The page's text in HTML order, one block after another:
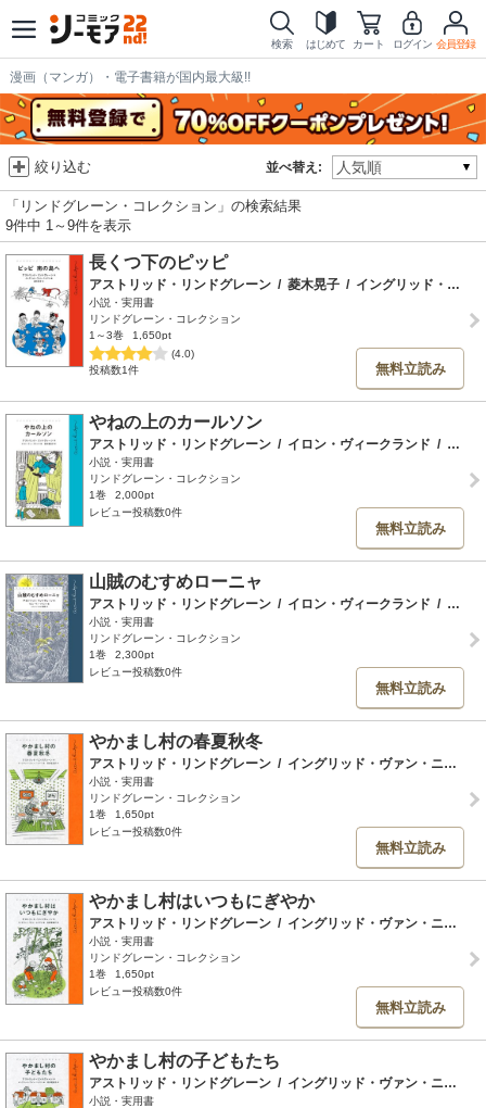
検索 はじめて カート ログイン 会員登録
漫画（マンガ）・電子書籍が国内最大級!!
並べ替え:
絞り込む
「リンドグレーン・コレクション」の検索結果
9件中 1～9件を表示
長くつ下のピッピ
アストリッド・リンドグレーン / 菱木晃子 / イングリッド・ヴァン・ニイマン
小説・実用書
リンドグレーン・コレクション
1～3巻
1,650pt
(4.0)
投稿数1件
無料立読み
やねの上のカールソン
アストリッド・リンドグレーン / イロン・ヴィークランド /
小説・実用書
リンドグレーン・コレクション
1巻
2,000pt
レビュー投稿数0件
無料立読み
山賊のむすめローニャ
アストリッド・リンドグレーン / イロン・ヴィークランド /
小説・実用書
リンドグレーン・コレクション
1巻
2,300pt
レビュー投稿数0件
無料立読み
やかまし村の春夏秋冬
アストリッド・リンドグレーン / イングリッド・ヴァン・ニイマン
小説・実用書
リンドグレーン・コレクション
1巻
1,650pt
レビュー投稿数0件
無料立読み
やかまし村はいつもにぎやか
アストリッド・リンドグレーン / イングリッド・ヴァン・ニイマン
小説・実用書
リンドグレーン・コレクション
1巻
1,650pt
レビュー投稿数0件
無料立読み
やかまし村の子どもたち
アストリッド・リンドグレーン / イングリッド・ヴァン・ニイマン
小説・実用書